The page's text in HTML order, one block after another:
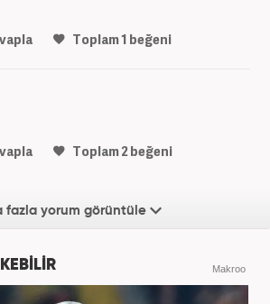
Toplam1 beğeni
Toplam2beğeni
fazla yorum görüntüle
Makroo